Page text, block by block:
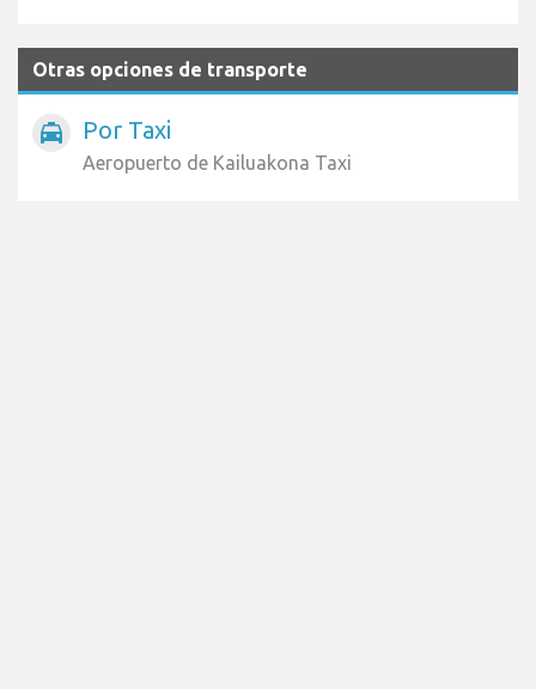
Otras opciones de transporte
local_taxi Por Taxi
Aeropuerto de Kailuakona Taxi